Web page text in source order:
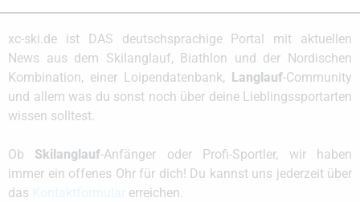
xc-ski.de ist DAS deutschsprachige Portal mit aktuellen
News aus dem Skilanglauf, Biathlon und der Nordischen
Kombination, einer Loipendatenbank,
Langlauf-Community
und allem was du sonst noch über deine Lieblingssportarten
wissen solltest.
Ob Skilanglauf-Anfänger oder Profi-Sportler, wir haben
immer ein offenes Ohr für dich! Du kannst uns jederzeit über
das
erreichen.